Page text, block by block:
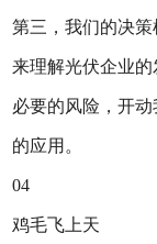
第三，我们的决
来理解光伏企业
必要的风险，开
的应用。
04
鸡毛飞上天